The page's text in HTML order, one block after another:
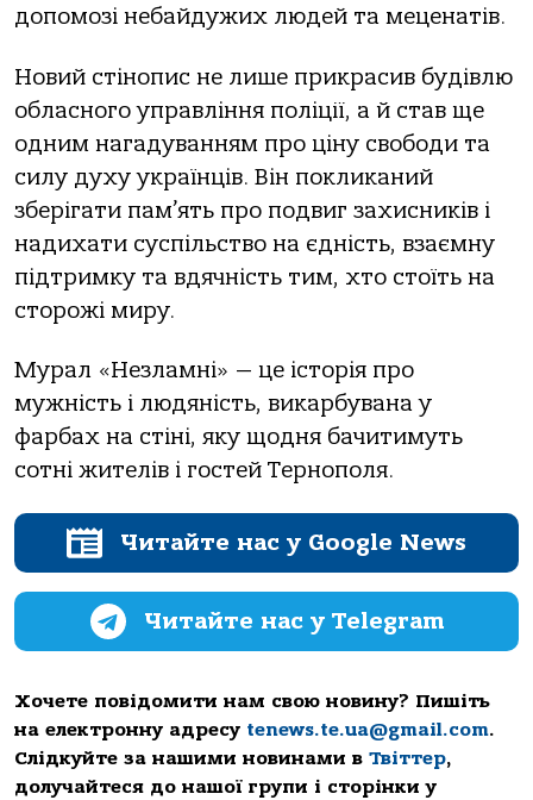
допомозі небайдужих людей та меценатів.
Новий стінопис не лише прикрасив будівлю
обласного управління поліції, а й став ще
одним нагадуванням про ціну свободи та
силу духу українців. Він покликаний
зберігати пам’ять про подвиг захисників і
надихати суспільство на єдність, взаємну
підтримку та вдячність тим, хто стоїть на
сторожі миру.
Мурал «Незламні» — це історія про
мужність і людяність, викарбувана у
фарбах на стіні, яку щодня бачитимуть
сотні жителів і гостей Тернополя.
Читайте нас у Google News
Читайте нас у Telegram
Хочете повідомити нам свою новину? Пишіть
на електронну адресу tenews.te.ua@gmail.com.
Слідкуйте за нашими новинами в Твіттер,
долучайтеся до нашої групи і сторінки у